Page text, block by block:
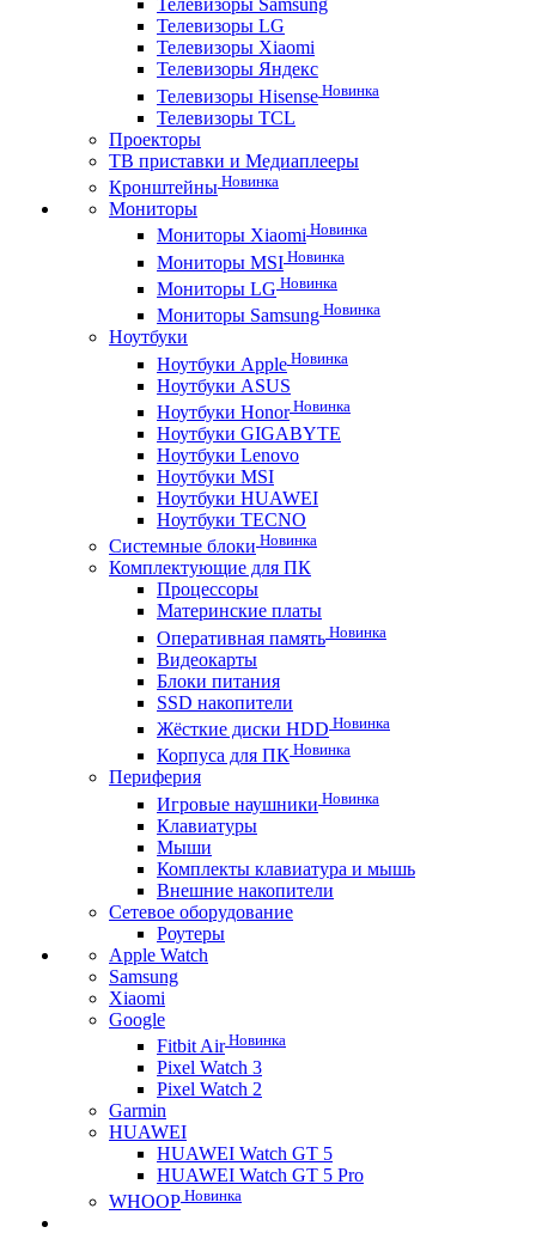
Телевизоры Samsung
Телевизоры LG
Телевизоры Xiaomi
Телевизоры Яндекс
Телевизоры Hisense Новинка
Телевизоры TCL
Проекторы
ТВ приставки и Медиаплееры
Кронштейны Новинка
Мониторы
Мониторы Xiaomi Новинка
Мониторы MSI Новинка
Мониторы LG Новинка
Мониторы Samsung Новинка
Ноутбуки
Ноутбуки Apple Новинка
Ноутбуки ASUS
Ноутбуки HonorНовинка
Ноутбуки GIGABYTE
Ноутбуки Lenovo
Ноутбуки MSI
Ноутбуки HUAWEI
Ноутбуки TECNO
Системные блоки Новинка
Комплектующие для ПК
Процессоры
Материнские платы
Оперативная память Новинка
Видеокарты
Блоки питания
SSD накопители
Жёсткие диски HDD Новинка
Корпуса для ПК Новинка
Периферия
Игровые наушники Новинка
Клавиатуры
Мыши
Комплекты клавиатура и мышь
Внешние накопители
Сетевое оборудование
Роутеры
Apple Watch
Samsung
Xiaomi
Google
Fitbit AirНовинка
Pixel Watch 3
Pixel Watch 2
Garmin
HUAWEI
HUAWEI Watch GT 5
HUAWEI Watch GT 5 Pro
WHOOP Новинка